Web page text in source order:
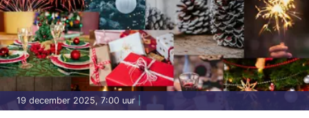
19 december 2025, 7:00 uur